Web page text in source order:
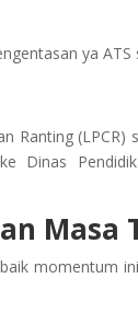
ya ATS
Ranting
Dinas
Masa
momentum